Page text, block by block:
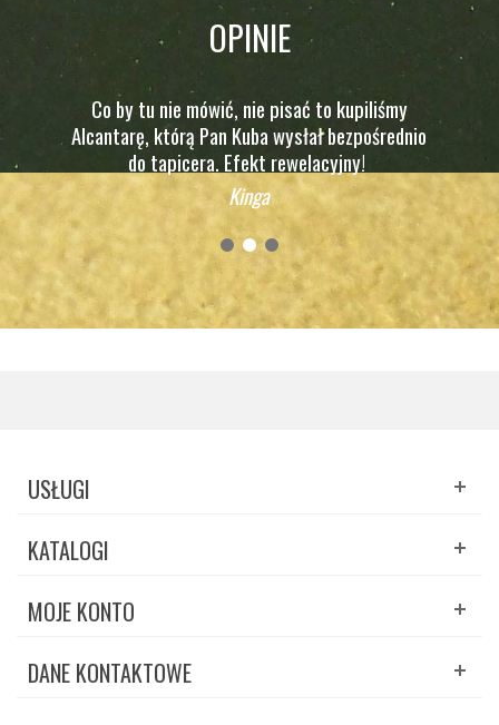
OPINIE
Co by tu nie mówić, nie pisać to kupiliśmy
Alcantarę, którą Pan Kuba wysłał bezpośrednio
do tapicera. Efekt rewelacyjny!
Kinga
USŁUGI
KATALOGI
MOJE KONTO
DANE KONTAKTOWE